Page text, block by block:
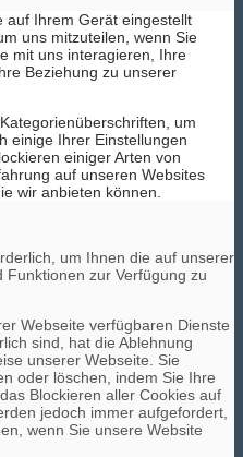
auf Ihrem Gerät eingestellt
uns mitzuteilen, wenn Sie
mit uns interagieren, Ihre
Beziehung zu unserer
um
einige Ihrer Einstellungen
einiger Arten von
auf unseren Websites
wir anbieten können.
um Ihnen die auf unserer
zur Verfügung zu
Webseite verfügbaren Dienste
sind, hat die Ablehnung
unserer Webseite. Sie
oder löschen, indem Sie Ihre
Blockieren aller Cookies auf
jedoch immer aufgefordert,
wenn Sie unsere Website